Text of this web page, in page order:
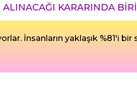
KARARINDA
İnsanların yaklaşık %81'i